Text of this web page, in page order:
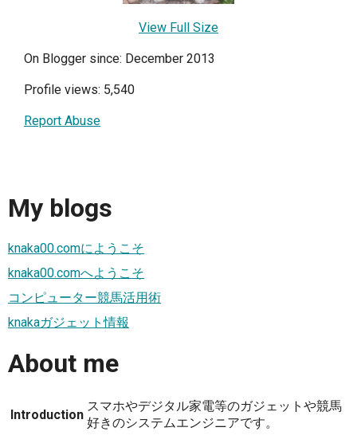
View Full Size
On Blogger since: December 2013
Profile views: 5,540
Report Abuse
My blogs
knaka00.comにようこそ
knaka00.comへようこそ
コンピューター競馬活用術
knakaガジェット情報
About me
Introduction
スマホやデジタル家電等のガジェットや競馬
好きのシステムエンジニアです。